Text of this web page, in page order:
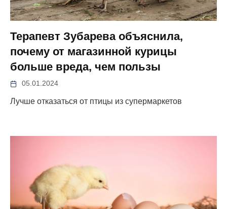
Терапевт Зубарева объяснила,
почему от магазинной курицы
больше вреда, чем пользы
05.01.2024
Лучше отказаться от птицы из супермаркетов